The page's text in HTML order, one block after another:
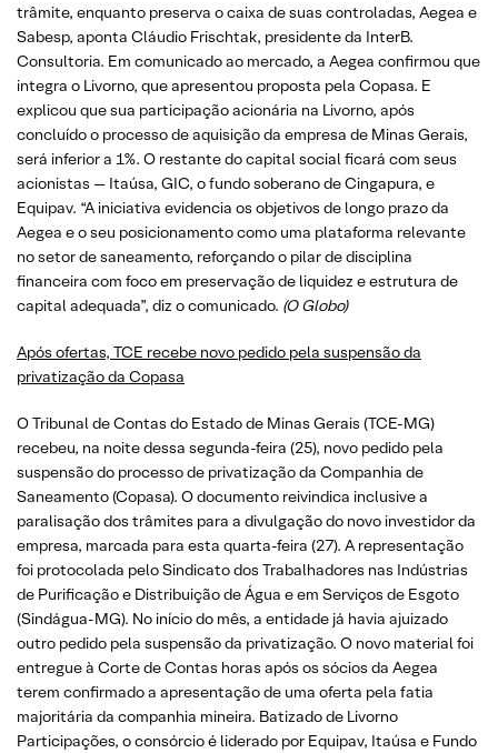
trâmite, enquanto preserva o caixa de suas controladas, Aegea e
Sabesp, aponta Cláudio Frischtak, presidente da InterB.
Consultoria. Em comunicado ao mercado, a Aegea confirmou que
integra o Livorno, que apresentou proposta pela Copasa. E
explicou que sua participação acionária na Livorno, após
concluído o processo de aquisição da empresa de Minas Gerais,
será inferior a 1%. O restante do capital social ficará com seus
acionistas — Itaúsa, GIC, o fundo soberano de Cingapura, e
Equipav. “A iniciativa evidencia os objetivos de longo prazo da
Aegea e o seu posicionamento como uma plataforma relevante
no setor de saneamento, reforçando o pilar de disciplina
financeira com foco em preservação de liquidez e estrutura de
capital adequada”, diz o comunicado. (O Globo)
Após ofertas, TCE recebe novo pedido pela suspensão da
privatização da Copasa
O Tribunal de Contas do Estado de Minas Gerais (TCE-MG)
recebeu, na noite dessa segunda-feira (25), novo pedido pela
suspensão do processo de privatização da Companhia de
Saneamento (Copasa). O documento reivindica inclusive a
paralisação dos trâmites para a divulgação do novo investidor da
empresa, marcada para esta quarta-feira (27). A representação
foi protocolada pelo Sindicato dos Trabalhadores nas Indústrias
de Purificação e Distribuição de Água e em Serviços de Esgoto
(Sindágua-MG). No início do mês, a entidade já havia ajuizado
outro pedido pela suspensão da privatização. O novo material foi
entregue à Corte de Contas horas após os sócios da Aegea
terem confirmado a apresentação de uma oferta pela fatia
majoritária da companhia mineira. Batizado de Livorno
Participações, o consórcio é liderado por Equipav, Itaúsa e Fundo